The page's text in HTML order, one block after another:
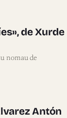
de Xurde
nomau de
Antón